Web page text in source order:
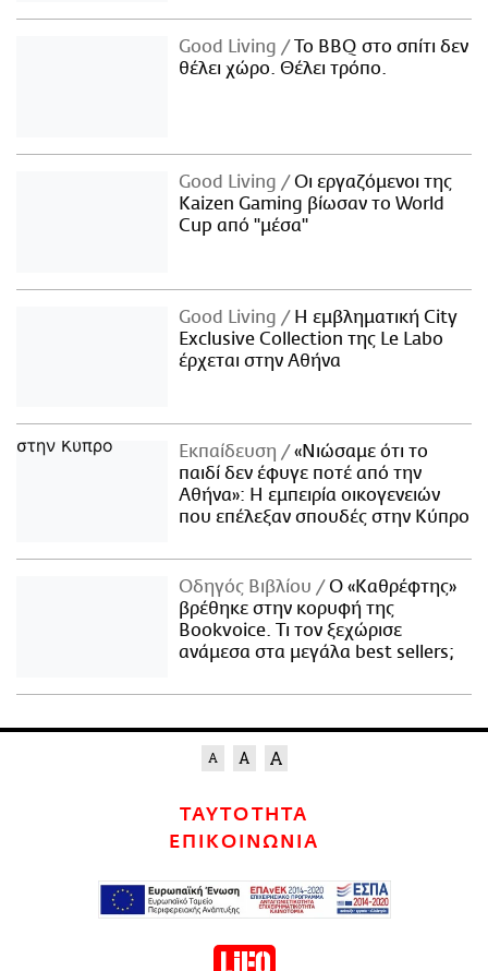
Good Living
Το BBQ στο σπίτι δεν
θέλει χώρο. Θέλει τρόπο.
Good Living
Οι εργαζόμενοι της
Kaizen Gaming βίωσαν το World
Cup από "μέσα"
Good Living
Η εμβληματική City
Exclusive Collection της Le Labo
έρχεται στην Αθήνα
Εκπαίδευση
«Νιώσαμε ότι το
παιδί δεν έφυγε ποτέ από την
Αθήνα»: Η εμπειρία οικογενειών
που επέλεξαν σπουδές στην Κύπρο
Οδηγός Βιβλίου
Ο «Καθρέφτης»
βρέθηκε στην κορυφή της
Bookvoice. Τι τον ξεχώρισε
ανάμεσα στα μεγάλα best sellers;
ΤΑΥΤΟΤΗΤΑ
ΕΠΙΚΟΙΝΩΝΙΑ